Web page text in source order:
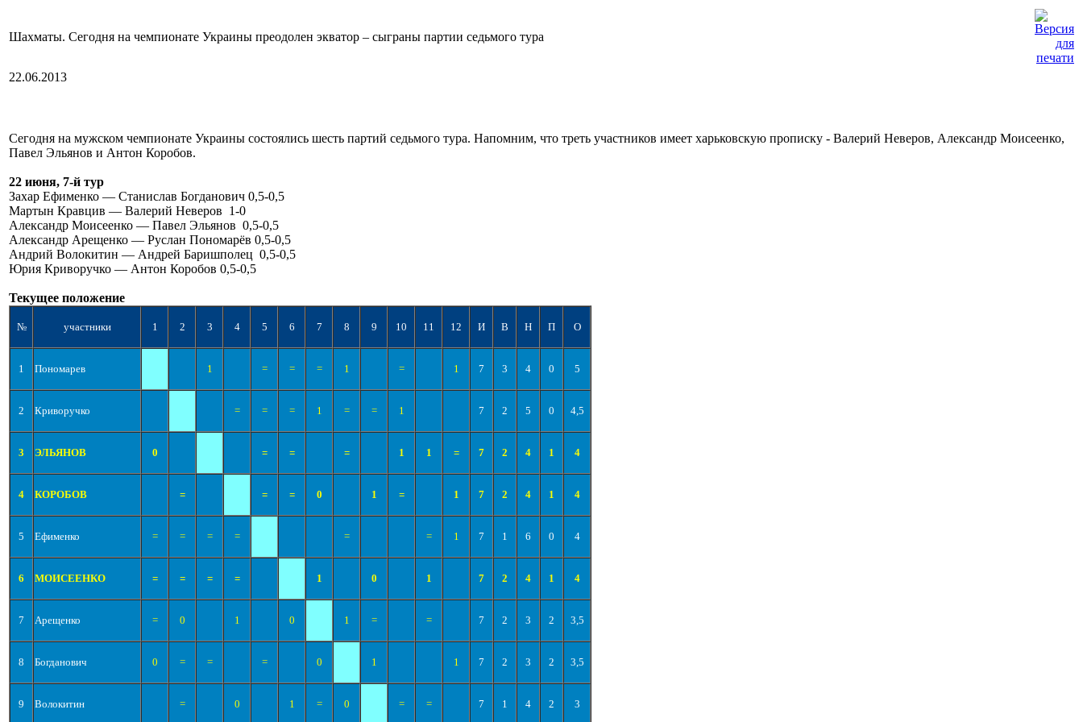
Шахматы. Сегодня на чемпионате Украины преодолен экватор – сыграны партии седьмого тура
22.06.2013
Сегодня на мужском чемпионате Украины состоялись шесть партий седьмого тура. Напомним, что треть участников имеет харьковскую прописку - Валерий Неверов, Александр Моисеенко,
Павел Эльянов и Антон Коробов.
22 июня, 7-й тур
Захар Ефименко — Станислав Богданович 0,5-0,5
Мартын Кравцив — Валерий Неверов 1-0
Александр Моисеенко — Павел Эльянов 0,5-0,5
Александр Арещенко — Руслан Пономарёв 0,5-0,5
Андрий Волокитин — Андрей Баришполец 0,5-0,5
Юрия Криворучко — Антон Коробов 0,5-0,5
Текущее положение
№ участники 1 2 3 4 5 6 7 8 9 10 11 12 И В Н П О
1 Пономарев 1 = = = 1 = 1 7 3 4 0 5
2 Криворучко = = = 1 = = 1 7 2 5 0 4,5
3 ЭЛЬЯНОВ 0 = = = 1 1 = 7 2 4 1 4
4 КОРОБОВ = = = 0 1 = 1 7 2 4 1 4
5 Ефименко = = = = = = 1 7 1 6 0 4
6 МОИСЕЕНКО = = = = 1 0 1 7 2 4 1 4
7 Арещенко = 0 1 0 1 = = 7 2 3 2 3,5
8 Богданович 0 = = = 0 1 1 7 2 3 2 3,5
9 Волокитин = 0 1 = 0 = = 7 1 4 2 3